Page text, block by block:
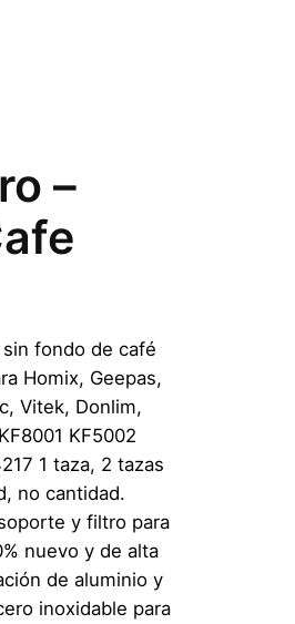
–
fondo de café
Homix, Geepas,
Vitek, Donlim,
KF5002
1 taza, 2 tazas
no cantidad.
y filtro para
nuevo y de alta
de aluminio y
inoxidable para